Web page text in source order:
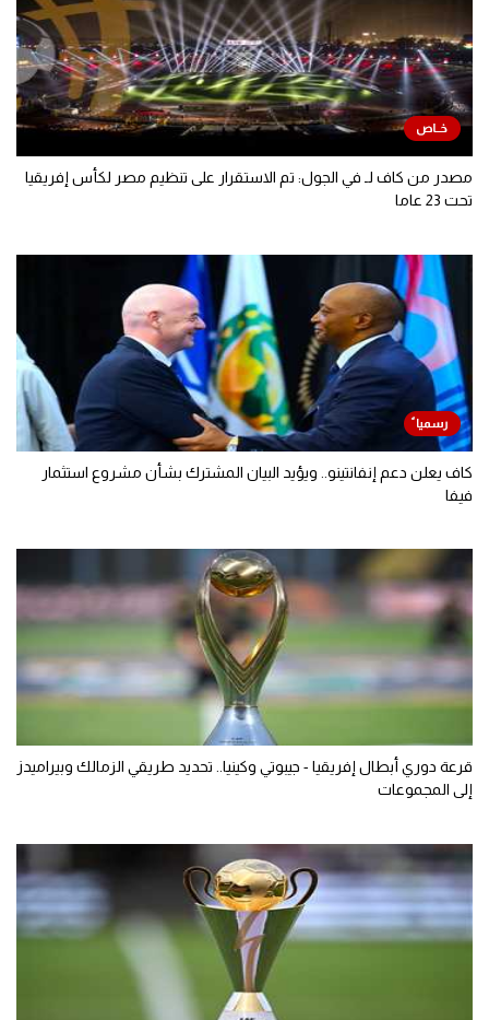
مصدر من كاف لـ في الجول: تم الاستقرار على تنظيم مصر لكأس إفريقيا
تحت 23 عاما
كاف يعلن دعم إنفانتينو.. ويؤيد البيان المشترك بشأن مشروع استثمار
فيفا
قرعة دوري أبطال إفريقيا - جيبوتي وكينيا.. تحديد طريقي الزمالك وبيراميدز
إلى المجموعات